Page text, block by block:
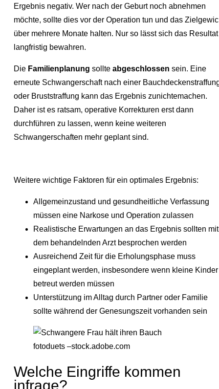
Ergebnis negativ. Wer nach der Geburt noch abnehmen
möchte, sollte dies vor der Operation tun und das
über mehrere Monate halten. Nur so lässt sich das Resultat
langfristig bewahren.
Die Familienplanung sollte abgeschlossen sein. Eine
erneute Schwangerschaft nach einer
oder Bruststraffung kann das Ergebnis zunichtemachen.
Daher ist es ratsam, operative Korrekturen erst dann
durchführen zu lassen, wenn keine weiteren
Schwangerschaften mehr geplant sind.
Weitere wichtige Faktoren für ein optimales Ergebnis:
Allgemeinzustand und gesundheitliche Verfassung
müssen eine Narkose und Operation zulassen
Realistische Erwartungen an das Ergebnis sollten mit
dem behandelnden Arzt besprochen werden
Ausreichend Zeit für die Erholungsphase muss
eingeplant werden, insbesondere wenn kleine Kinder
betreut werden müssen
Unterstützung im Alltag durch Partner oder Familie
sollte während der Genesungszeit vorhanden sein
fotoduets –stock.adobe.com
Welche Eingriffe kommen
infrage?